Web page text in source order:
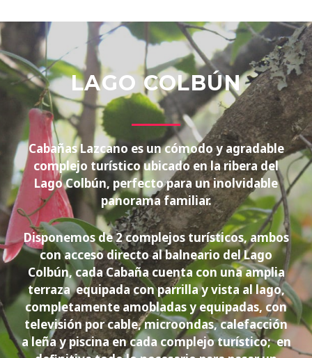
LAGO COLBÚN
Cabañas Lazcano es un cómodo y agradable
complejo turístico ubicado en la ribera del
Lago Colbún, perfecto para un inolvidable
panorama familiar.
Disponemos de 2 complejos turísticos, ambos
con acceso directo al balneario del Lago
Colbún, cada Cabaña cuenta con una amplia
terraza equipada con parrilla y vista al lago,
completamente amobladas y equipadas, con
televisión por cable, microondas, calefacción
a leña y piscina en cada complejo turístico; en